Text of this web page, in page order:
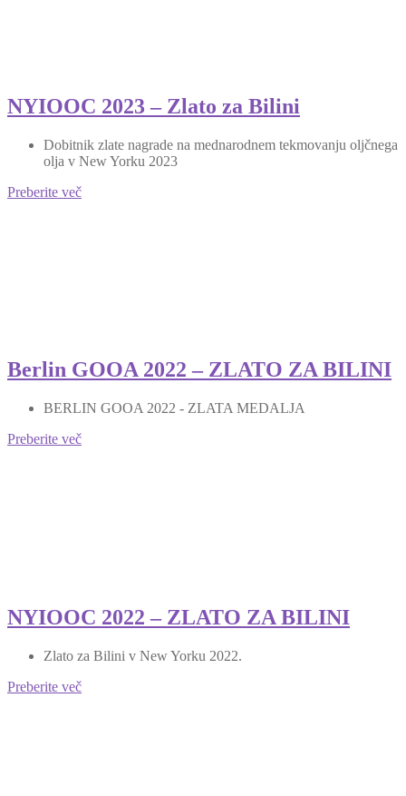
NYIOOC 2023 – Zlato za Bilini
Dobitnik zlate nagrade na mednarodnem tekmovanju oljčnega
olja v New Yorku 2023
Preberite več
Berlin GOOA 2022 – ZLATO ZA BILINI
BERLIN GOOA 2022 - ZLATA MEDALJA
Preberite več
NYIOOC 2022 – ZLATO ZA BILINI
Zlato za Bilini v New Yorku 2022.
Preberite več